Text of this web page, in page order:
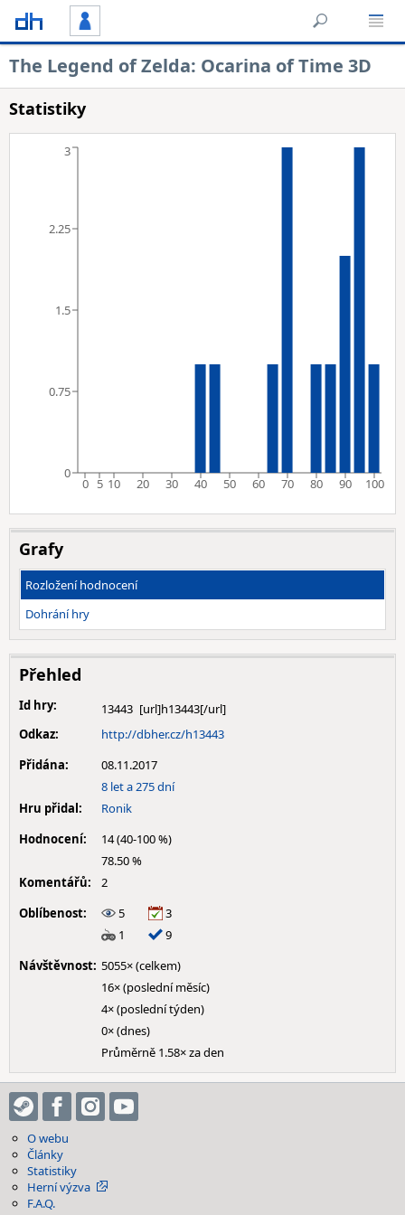
The Legend of Zelda: Ocarina of Time 3D
Statistiky
0 5 10 20 30 40 50 60 70 80 90 100
0
0.75
1.5
2.25
3
Grafy
Rozložení hodnocení
Dohrání hry
Přehled
Id hry:
13443
Odkaz:
http://dbher.cz/h13443
Přidána:
08.11.2017
8 let a 275 dní
Hru přidal:
Ronik
Hodnocení:
14 (40-100 %)
78.50 %
Komentářů:
2
Oblíbenost:
5
3
1
9
Návštěvnost: 5055× (celkem)
16× (poslední měsíc)
4× (poslední týden)
0× (dnes)
Průměrně 1.58× za den
O webu
Články
Statistiky
Herní výzva
F.A.Q.